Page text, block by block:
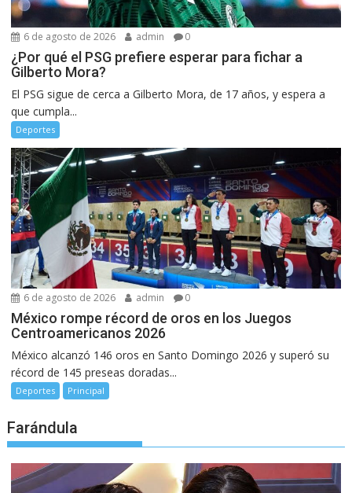
6 de agosto de 2026 admin 0
¿Por qué el PSG prefiere esperar para fichar a
Gilberto Mora?
El PSG sigue de cerca a Gilberto Mora, de 17 años, y espera a
que cumpla...
Deportes
6 de agosto de 2026 admin 0
México rompe récord de oros en los Juegos
Centroamericanos 2026
México alcanzó 146 oros en Santo Domingo 2026 y superó su
récord de 145 preseas doradas...
Deportes Principal
Farándula